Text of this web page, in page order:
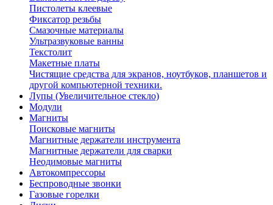
Пистолеты клеевые
Фиксатор резьбы
Смазочные материалы
Ультразвуковые ванны
Текстолит
Макетные платы
Чистящие средства для экранов, ноутбуков, планшетов и
другой компьютерной техники.
Лупы (Увеличительное стекло)
Модули
Магниты
Поисковые магниты
Магнитные держатели инструмента
Магнитные держатели для сварки
Неодимовые магниты
Автокомпрессоры
Беспроводные звонки
Газовые горелки